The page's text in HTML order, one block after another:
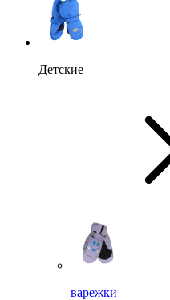
Детские
варежки